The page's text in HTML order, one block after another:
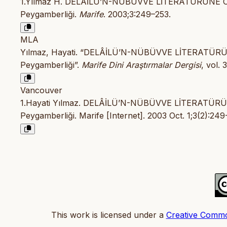
Peygamberliği. Marife. 2003;3:249–253.
MLA
Yılmaz, Hayati. “DELÂİLÜ’N-NÜBÜVVE
Peygamberliği”. Marife Dini Araştırmalar Dergisi, vol.
Vancouver
1.Hayati Yılmaz. DELÂİLÜ’N-NÜBÜVVE
Peygamberliği. Marife [Internet]. 2003 Oct.
This work is licensed under a Creative